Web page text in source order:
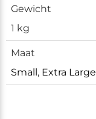
Gewicht
1 kg
Maat
Small, Extra Large